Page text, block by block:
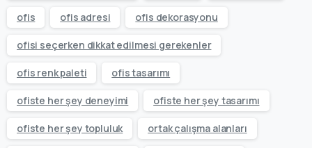
ofis ofis adresi ofis dekorasyonu
ofisi seçerken dikkat edilmesi gerekenler
ofis renk paleti ofis tasarımı
ofiste her şey deneyimi ofiste her şey tasarımı
ofiste her şey topluluk ortak çalışma alanları